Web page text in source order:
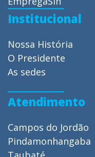
Institucional
Nossa História
O Presidente
As sedes
Atendimento
Campos do Jordão
Pindamonhangaba